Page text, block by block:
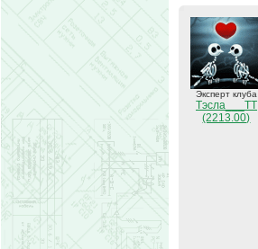
Эксперт клуба
Тэсла___ТТ
(2213.00)